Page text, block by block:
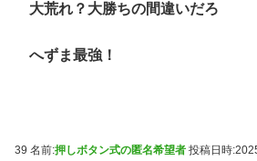
大荒れ？大勝ちの間違いだろ
へずま最強！
39 名前:押しボタン式の匿名希望者 投稿日時